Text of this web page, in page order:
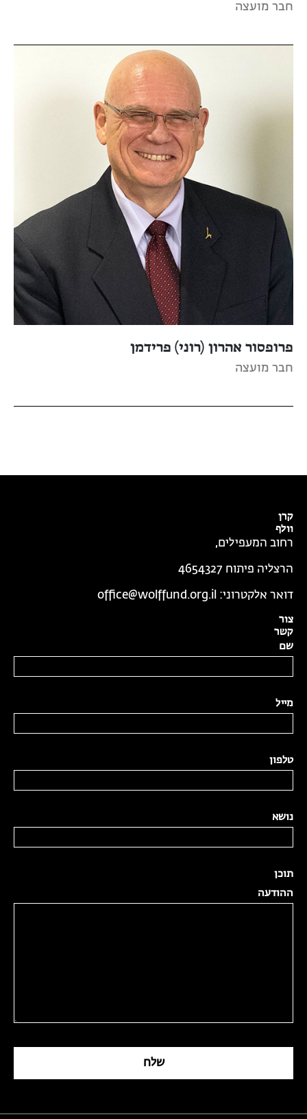
חבר מועצה
פרופסור אהרון (רוני) פרידמן
חבר מועצה
קרן
וולף
רחוב המעפילים,
הרצליה פיתוח 4654327
דואר אלקטרוני: office@wolffund.org.il
צור
קשר
שם
מייל
טלפון
נושא
תוכן
ההודעה